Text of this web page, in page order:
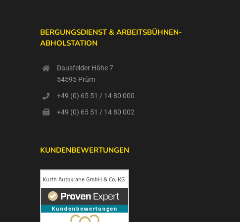
BERGUNGSDIENST & ARBEITSBÜHNEN-
ABHOLSTATION
Dausfelder Höhe 7
54595 Prüm
+49 (0) 65 51 / 14 80 000
+49 (0) 65 51 / 14 80 002
KUNDENBEWERTUNGEN